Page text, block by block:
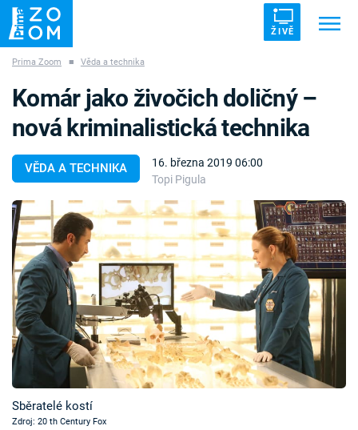
ŽIVĚ
ZÁHADY VETŘELCI DÁVNOVĚKU
Témata
Témata
Pořady
TV Program
Časopis
Sledujte prima+
Prima Zoom ■ Věda a technika
VĚDA A TECHNIKA
16. března 2019 06:00
Topi Pigula
Komár jako živočich doličný –
nová kriminalistická technika
Sběratelé kostí
Zdroj: 20 th Century Fox